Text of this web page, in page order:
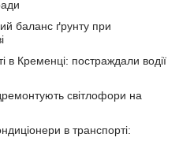
баланс ґрунту при
в Кременці: постраждали водії
світлофори на
в транспорті: